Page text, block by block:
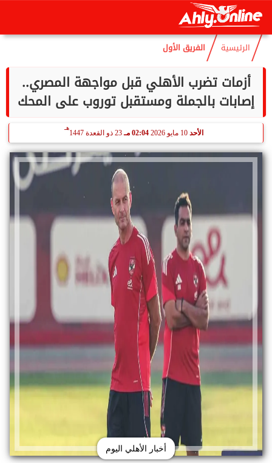
الخميس
الرئيسية الفريق الأول
أزمات تضرب الأهلي قبل مواجهة المصري..
إصابات بالجملة ومستقبل توروب على المحك
الأحد 10 مايو 2026 02:04 مـ 23 ذو القعدة 1447
هـ
أخبار الأهلي اليوم